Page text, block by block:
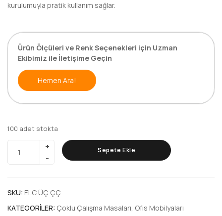
kurulumuyla pratik kullanım sağlar.
Ürün Ölçüleri ve Renk Seçenekleri için Uzman
Ekibimiz ile İletişime Geçin
Hemen Ara!
100 adet stokta
Sepete Ekle
SKU: ELC ÜÇ ÇÇ
KATEGORILER: Çoklu Çalışma Masaları Ofis Mobilyaları